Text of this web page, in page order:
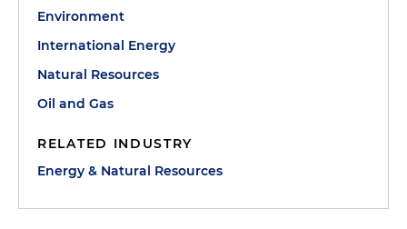
Environment
International Energy
Natural Resources
Oil and Gas
RELATED INDUSTRY
Energy & Natural Resources